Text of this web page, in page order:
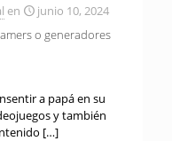
en
junio 10, 2024
o generadores
a papá en su
y también
[…]